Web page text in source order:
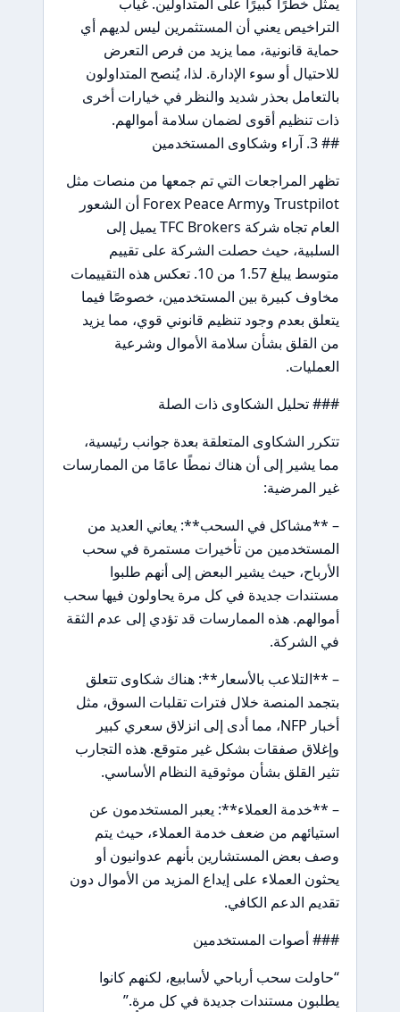
التراخيص يعني أن المستثمرين ليس لديهم أي
حماية قانونية، مما يزيد من فرص التعرض
للاحتيال أو سوء الإدارة. لذا، يُنصح المتداولون
بالتعامل بحذر شديد والنظر في خيارات أخرى
ذات تنظيم أقوى لضمان سلامة أموالهم.
## 3. آراء وشكاوى المستخدمين
تظهر المراجعات التي تم جمعها من منصات مثل
Trustpilot وForex Peace Army أن الشعور
العام تجاه شركة TFC Brokers يميل إلى
السلبية، حيث حصلت الشركة على تقييم
متوسط يبلغ 1.57 من 10. تعكس هذه التقييمات
مخاوف كبيرة بين المستخدمين، خصوصًا فيما
يتعلق بعدم وجود تنظيم قانوني قوي، مما يزيد
من القلق بشأن سلامة الأموال وشرعية
العمليات.
### تحليل الشكاوى ذات الصلة
تتكرر الشكاوى المتعلقة بعدة جوانب رئيسية،
مما يشير إلى أن هناك نمطًا عامًا من الممارسات
غير المرضية:
– **مشاكل في السحب**: يعاني العديد من
المستخدمين من تأخيرات مستمرة في سحب
الأرباح، حيث يشير البعض إلى أنهم طلبوا
مستندات جديدة في كل مرة يحاولون فيها سحب
أموالهم. هذه الممارسات قد تؤدي إلى عدم الثقة
في الشركة.
– **التلاعب بالأسعار**: هناك شكاوى تتعلق
بتجمد المنصة خلال فترات تقلبات السوق، مثل
أخبار NFP، مما أدى إلى انزلاق سعري كبير
وإغلاق صفقات بشكل غير متوقع. هذه التجارب
تثير القلق بشأن موثوقية النظام الأساسي.
– **خدمة العملاء**: يعبر المستخدمون عن
استيائهم من ضعف خدمة العملاء، حيث يتم
وصف بعض المستشارين بأنهم عدوانيون أو
يحثون العملاء على إيداع المزيد من الأموال دون
تقديم الدعم الكافي.
### أصوات المستخدمين
“حاولت سحب أرباحي لأسابيع، لكنهم كانوا
يطلبون مستندات جديدة في كل مرة.”